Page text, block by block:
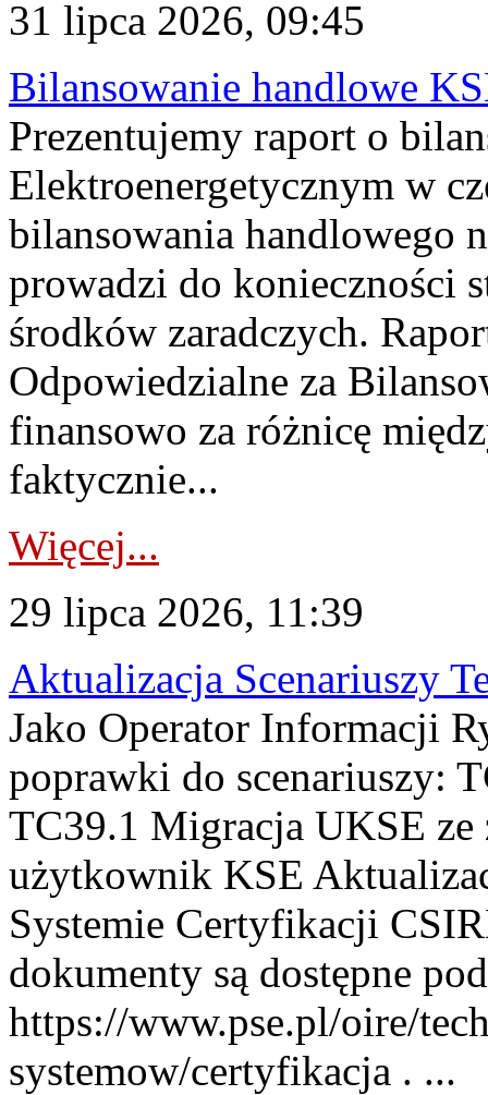
31 lipca 2026, 09:45
Bilansowanie handlowe
Prezentujemy raport o
Elektroenergetycznym w
bilansowania handlowego
prowadzi do konieczności
środków zaradczych.
Odpowiedzialne za
finansowo za różnicę
faktycznie...
Więcej...
29 lipca 2026, 11:39
Aktualizacja Scenariuszy
Jako Operator Informacji
poprawki do scenariuszy:
TC39.1 Migracja UKSE
użytkownik KSE
Systemie Certyfikacji
dokumenty są dostępne
https://www.pse.pl/oire/
systemow/certyfikacja . ...